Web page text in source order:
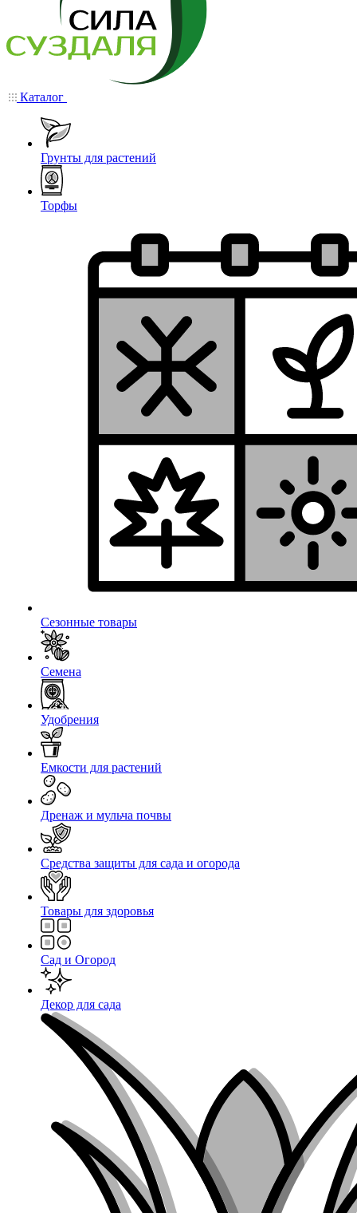
Каталог
Грунты для растений
Торфы
Сезонные товары
Семена
Удобрения
Емкости для растений
Дренаж и мульча почвы
Средства защиты для сада и огорода
Товары для здоровья
Сад и Огород
Декор для сада